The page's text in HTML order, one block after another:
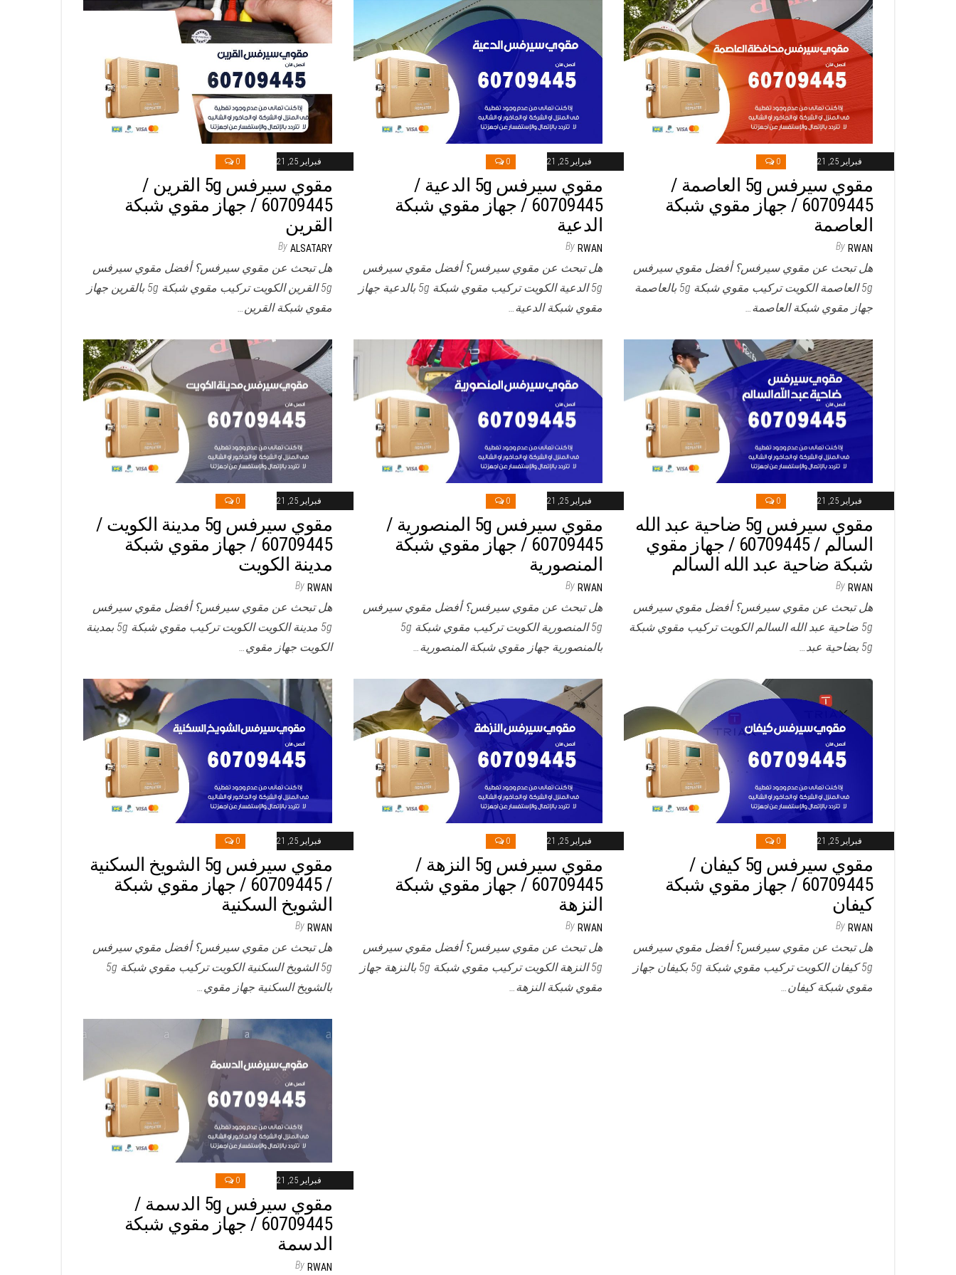
فبراير 25, 2021 0
مقوي سيرفس 5g القرين /
60709445 / جهاز مقوي شبكة
القرين
By ALSATARY
هل تبحث عن مقوي سيرفس؟ أفضل مقوي سيرفس
5g القرين الكويت تركيب مقوي شبكة 5g بالقرين جهاز
مقوي شبكة القرين…
فبراير 25, 2021 0
مقوي سيرفس 5g الدعية /
60709445 / جهاز مقوي شبكة
الدعية
By RWAN
هل تبحث عن مقوي سيرفس؟ أفضل مقوي سيرفس
5g الدعية الكويت تركيب مقوي شبكة 5g بالدعية جهاز
مقوي شبكة الدعية…
فبراير 25, 2021 0
مقوي سيرفس 5g العاصمة /
60709445 / جهاز مقوي شبكة
العاصمة
By RWAN
هل تبحث عن مقوي سيرفس؟ أفضل مقوي سيرفس
5g العاصمة الكويت تركيب مقوي شبكة 5g بالعاصمة
جهاز مقوي شبكة العاصمة…
فبراير 25, 2021 0
مقوي سيرفس 5g مدينة الكويت /
60709445 / جهاز مقوي شبكة
مدينة الكويت
By RWAN
هل تبحث عن مقوي سيرفس؟ أفضل مقوي سيرفس
5g مدينة الكويت الكويت تركيب مقوي شبكة 5g بمدينة
الكويت جهاز مقوي…
فبراير 25, 2021 0
مقوي سيرفس 5g المنصورية /
60709445 / جهاز مقوي شبكة
المنصورية
By RWAN
هل تبحث عن مقوي سيرفس؟ أفضل مقوي سيرفس
5g المنصورية الكويت تركيب مقوي شبكة 5g
بالمنصورية جهاز مقوي شبكة المنصورية…
فبراير 25, 2021 0
مقوي سيرفس 5g ضاحية عبد الله
السالم / 60709445 / جهاز مقوي
شبكة ضاحية عبد الله السالم
By RWAN
هل تبحث عن مقوي سيرفس؟ أفضل مقوي سيرفس
5g ضاحية عبد الله السالم الكويت تركيب مقوي شبكة
5g بضاحية عبد…
فبراير 25, 2021 0
مقوي سيرفس 5g الشويخ السكنية
/ 60709445 / جهاز مقوي شبكة
الشويخ السكنية
By RWAN
هل تبحث عن مقوي سيرفس؟ أفضل مقوي سيرفس
5g الشويخ السكنية الكويت تركيب مقوي شبكة 5g
بالشويخ السكنية جهاز مقوي…
فبراير 25, 2021 0
مقوي سيرفس 5g النزهة /
60709445 / جهاز مقوي شبكة
النزهة
By RWAN
هل تبحث عن مقوي سيرفس؟ أفضل مقوي سيرفس
5g النزهة الكويت تركيب مقوي شبكة 5g بالنزهة جهاز
مقوي شبكة النزهة…
فبراير 25, 2021 0
مقوي سيرفس 5g كيفان /
60709445 / جهاز مقوي شبكة
كيفان
By RWAN
هل تبحث عن مقوي سيرفس؟ أفضل مقوي سيرفس
5g كيفان الكويت تركيب مقوي شبكة 5g بكيفان جهاز
مقوي شبكة كيفان…
فبراير 25, 2021 0
مقوي سيرفس 5g الدسمة /
60709445 / جهاز مقوي شبكة
الدسمة
By RWAN